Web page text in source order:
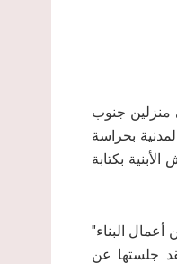
الترخيص في منزلين جنوب
بحراسة
بكتابة
البناء"
ستعقد جلستها عن